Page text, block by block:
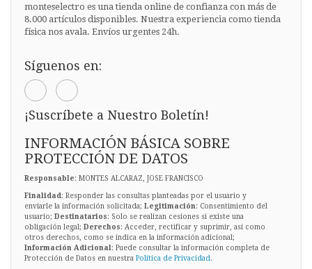
monteselectro es una tienda online de confianza con más de
8.000 artículos disponibles. Nuestra experiencia como tienda
física nos avala. Envíos urgentes 24h.
Síguenos en:
¡Suscríbete a Nuestro Boletín!
INFORMACIÓN BÁSICA SOBRE
PROTECCIÓN DE DATOS
Responsable: MONTES ALCARAZ, JOSE FRANCISCO
Finalidad : Responder las consultas planteadas por el usuario y
enviarle la información solicitada; Legitimación: Consentimiento del
usuario; Destinatarios: Solo se realizan cesiones si existe una
obligación legal; Derechos: Acceder, rectificar y suprimir, así como
otros derechos, como se indica en la información adicional;
Información Adicional : Puede consultar la información completa de
Protección de Datos en nuestra Política de Privacidad .